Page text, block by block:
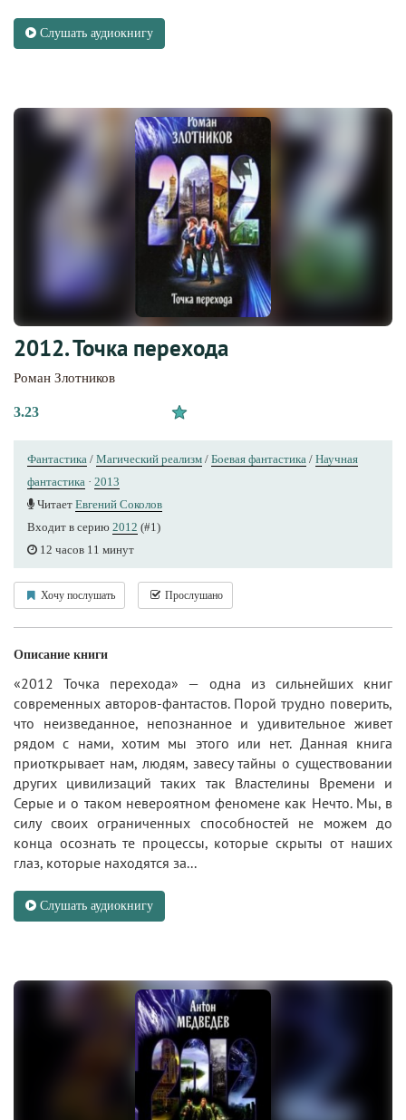
Слушать аудиокнигу
2012. Точка перехода
Роман Злотников
3.23
Фантастика / Магический реализм / Боевая фантастика / Научная
фантастика · 2013
Читает Евгений Соколов
Входит в серию 2012 (#1)
12 часов 11 минут
Хочу послушать Прослушано
Описание книги
«2012 Точка перехода» — одна из сильнейших книг
современных авторов-фантастов. Порой трудно поверить,
что неизведанное, непознанное и удивительное живет
рядом с нами, хотим мы этого или нет. Данная книга
приоткрывает нам, людям, завесу тайны о существовании
других цивилизаций таких так Властелины Времени и
Серые и о таком невероятном феномене как Нечто. Мы, в
силу своих ограниченных способностей не можем до
конца осознать те процессы, которые скрыты от наших
глаз, которые находятся за...
Слушать аудиокнигу